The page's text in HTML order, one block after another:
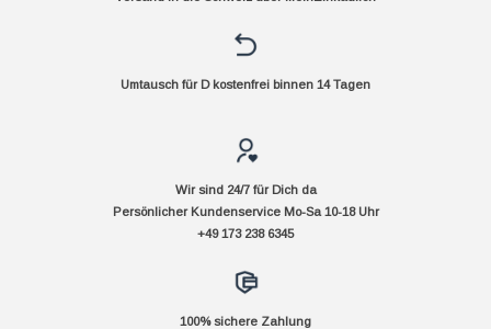
Umtausch für D kostenfrei binnen 14 Tagen
Wir sind 24/7 für Dich da
Persönlicher Kundenservice Mo-Sa 10-18 Uhr
+49 173 238 6345
100% sichere Zahlung